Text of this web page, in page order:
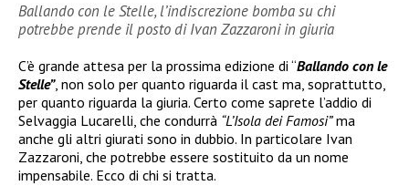
Ballando con le Stelle, l’indiscrezione bomba su chi
potrebbe prende il posto di Ivan Zazzaroni in giuria
C’è grande attesa per la prossima edizione di “Ballando con le
Stelle”, non solo per quanto riguarda il cast ma, soprattutto,
per quanto riguarda la giuria. Certo come saprete l’addio di
Selvaggia Lucarelli, che condurrà “L’Isola dei Famosi”ma
anche gli altri giurati sono in dubbio. In particolare Ivan
Zazzaroni, che potrebbe essere sostituito da un nome
impensabile. Ecco di chi si tratta.